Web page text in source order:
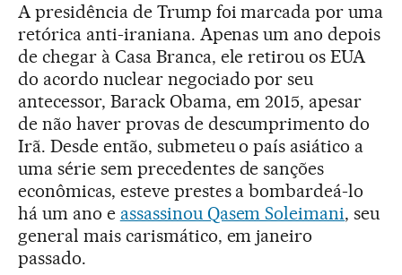
A presidência de Trump foi marcada por uma
retórica anti-iraniana. Apenas um ano depois
de chegar à Casa Branca, ele retirou os EUA
do acordo nuclear negociado por seu
antecessor, Barack Obama, em 2015, apesar
de não haver provas de descumprimento do
Irã. Desde então, submeteu o país asiático a
uma série sem precedentes de sanções
econômicas, esteve prestes a bombardeá-lo
há um ano e assassinou Qasem Soleimani, seu
general mais carismático, em janeiro
passado.